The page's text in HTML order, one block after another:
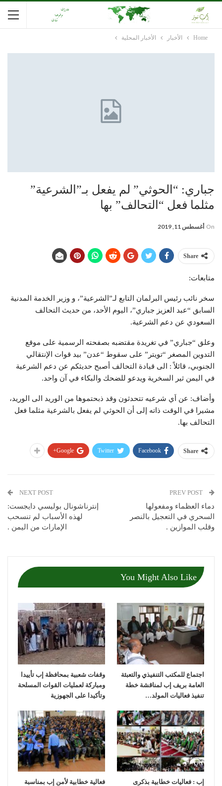
Home الأخبار الأخبار المحلية
جباري: “الحوثي” لم يفعل بـ”الشرعية”
مثلما فعل “التحالف” بها
On أغسطس 11, 2019
Share
متابعات:
سخر نائب رئيس البرلمان التابع لـ”الشرعية”، و وزير الخدمة المدنية
السابق “عبد العزيز جباري”، اليوم الأحد، من حديث التحالف
السعودي عن دعم الشرعية.
وعلق “جباري” في تغريدة مقتضبه بصفحته الرسمية على موقع
التدوين المصغر “تويتر” على سقوط “عدن” بيد قوات الإنتقالي
الجنوبي، قائلاً : الى قيادة التحالف أصبح حديثكم عن دعم الشرعية
في اليمن ثير السخرية ويدعو للضحك والبكاء في آن واحد.
وأضاف: عن اَي شرعيه تتحدثون وقد ذبحتموها من الوريد الى الوريد،
مشيرا في الوقت ذاته إلى أن الحوثي لم يفعل بالشرعية مثلما فعل
التحالف بها.
Share
Facebook
Twitter
Google+
دماء العظماء ومفعولها
السحري في التعجيل بالنصر
وقلب الموازين .
NEXT POST
إنترناشونال بوليسي دايجست:
لهذه الأسباب لم تنسحب
الإمارات من اليمن .
You Might Also Like
اجتماع للمكتب التنفيذي والتعبئة
العامة بريف إب لمناقشة خطة
تنفيذ فعاليات المولد…
وقفات شعبية بمحافظة إب تأييدا
ومباركة لعمليات القوات المسلحة
وتأكيدا على الجهوزية
إب : فعاليات خطابية بذكرى
فعالية خطابية لأمن إب بمناسبة